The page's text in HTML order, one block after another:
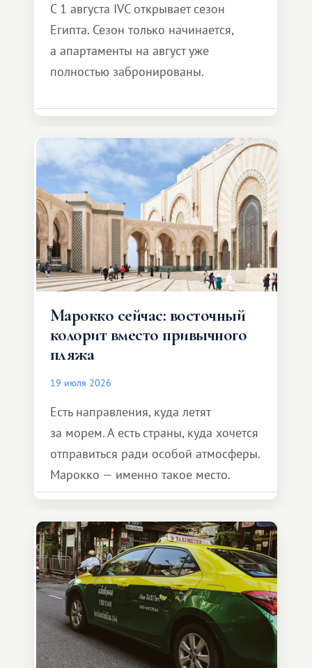
С 1 августа IVC открывает сезон
Египта. Сезон только начинается,
а апартаменты на август уже
полностью забронированы.
Марокко сейчас: восточный
колорит вместо привычного
пляжа
19 июля 2026
Есть направления, куда летят
за морем. А есть страны, куда хочется
отправиться ради особой атмосферы.
Марокко — именно такое место.